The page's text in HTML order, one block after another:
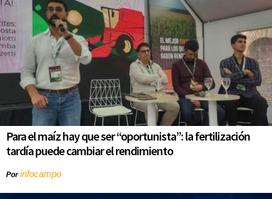
Para el maíz hay que ser “oportunista”: la fertilización
tardía puede cambiar el rendimiento
Porinfocampo